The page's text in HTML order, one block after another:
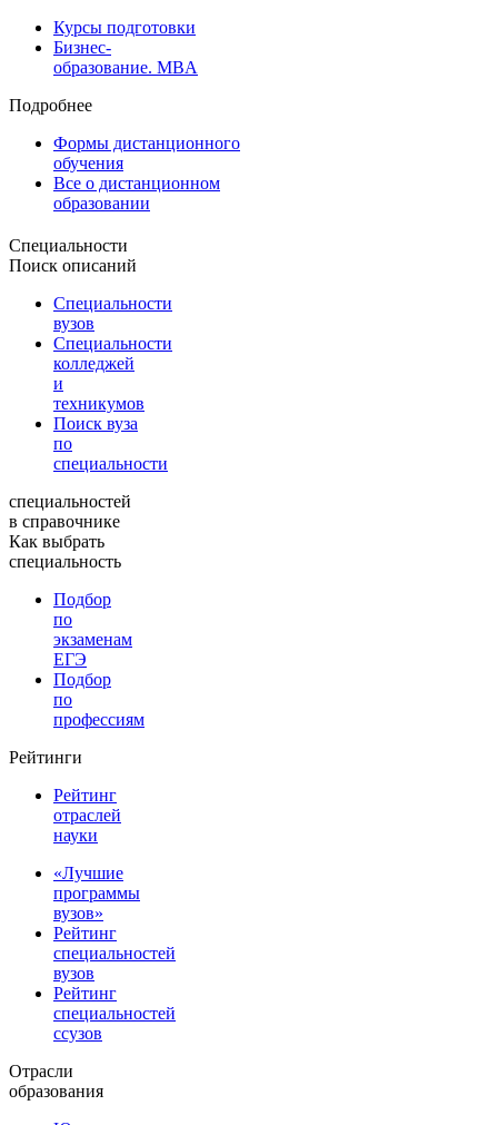
Курсы подготовки
Бизнес-
образование. MBA
Подробнее
Формы дистанционного
обучения
Все о дистанционном
образовании
Специальности
Поиск описаний
Специальности
вузов
Специальности
колледжей
и
техникумов
Поиск вуза
по
специальности
специальностей
в справочнике
Как выбрать
специальность
Подбор
по
экзаменам
ЕГЭ
Подбор
по
профессиям
Рейтинги
Рейтинг
отраслей
науки
«Лучшие
программы
вузов»
Рейтинг
специальностей
вузов
Рейтинг
специальностей
ссузов
Отрасли
образования